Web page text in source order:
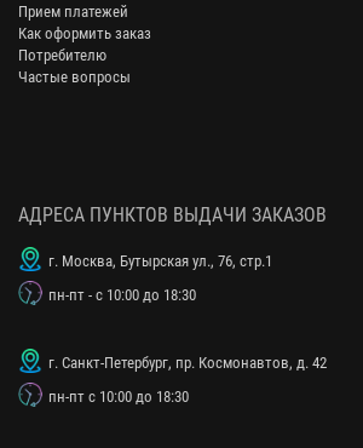
Прием платежей
Как оформить заказ
Потребителю
Частые вопросы
АДРЕСА ПУНКТОВ ВЫДАЧИ ЗАКАЗОВ
г. Москва, Бутырская ул., 76, стр.1
пн-пт - с 10:00 до 18:30
г. Санкт-Петербург, пр. Космонавтов, д. 42
пн-пт с 10:00 до 18:30